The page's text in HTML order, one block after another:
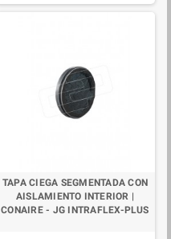
TAPA CIEGA SEGMENTADA CON
AISLAMIENTO INTERIOR |
CONAIRE - JG INTRAFLEX-PLUS